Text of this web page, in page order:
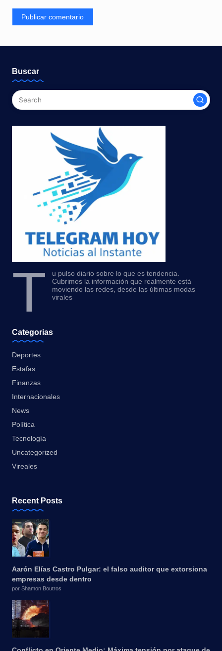
Buscar
T
u pulso diario sobre lo que es tendencia.
Cubrimos la información que realmente está
moviendo las redes, desde las últimas modas
virales
Categorias
Deportes
Estafas
Finanzas
Internacionales
News
Política
Tecnología
Uncategorized
Vireales
Recent Posts
Aarón Elías Castro Pulgar: el falso auditor que extorsiona
empresas desde dentro
por Shamon Boutros